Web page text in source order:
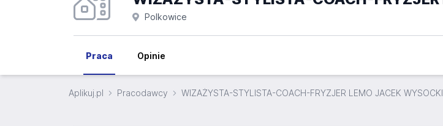
Polkowice
Praca Opinie
Aplikuj.pl Pracodawcy WIZAŻYSTA-STYLISTA-COACH-FRYZJER LEMO JACEK WYSOCKI